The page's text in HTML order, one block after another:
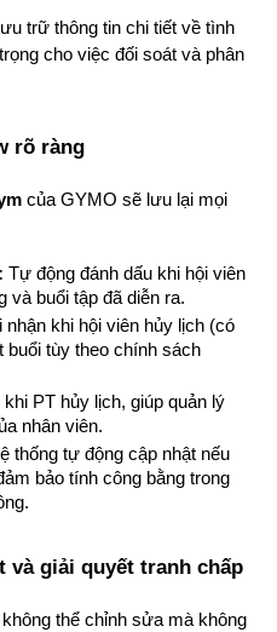
trữ thông tin chi tiết về tình
cho việc đối soát và phân
rõ ràng
của GYMO sẽ lưu lại mọi
Tự động đánh dấu khi hội viên
và buổi tập đã diễn ra.
nhận khi hội viên hủy lịch (có
buổi tùy theo chính sách
khi PT hủy lịch, giúp quản lý
nhân viên.
thống tự động cập nhật nếu
bảo tính công bằng trong
và giải quyết tranh chấp
thể chỉnh sửa mà không